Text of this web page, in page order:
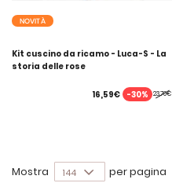
NOVITÀ
Kit cuscino da ricamo - Luca-S - La
storia delle rose
23,70€
16,59€ -30%
Mostra per pagina